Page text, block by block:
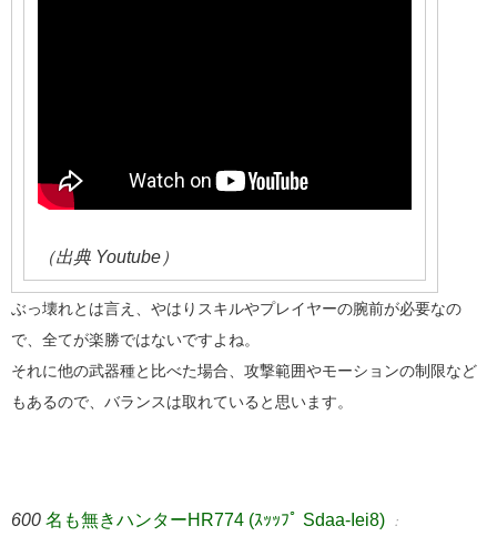
（出典 Youtube）
ぶっ壊れとは言え、やはりスキルやプレイヤーの腕前が必要なの
で、全てが楽勝ではないですよね。
それに他の武器種と比べた場合、攻撃範囲やモーションの制限など
もあるので、バランスは取れていると思います。
600 名も無きハンターHR774 (ｽｯｯﾌﾟ Sdaa-Iei8) ：